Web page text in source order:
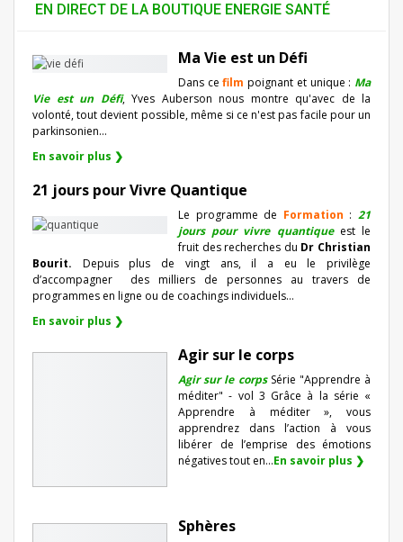
EN DIRECT DE LA BOUTIQUE ENERGIE SANTÉ
Ma Vie est un Défi
Dans cefilm poignant et unique : Ma
Vie est un Défi, Yves Auberson nous montre qu'avec de la
volonté, tout devient possible, même si ce n'est pas facile pour un
parkinsonien…
En savoir plus ❯
21 jours pour Vivre Quantique
Le programme de Formation :21
jours pour vivre quantiqueest le
fruit des recherches du Dr Christian
Bourit. Depuis plus de vingt ans, il a eu le privilège
d’accompagner
des milliers de personnes au travers de
programmes en ligne ou de coachings individuels…
En savoir plus ❯
Agir sur le corps
Agir sur le corpsSérie "Apprendre à
méditer" - vol 3 Grâce à la série «
Apprendre à méditer », vous
apprendrez dans l’action à vous
libérer de l’emprise des émotions
négatives tout en...En savoir plus ❯
Sphères